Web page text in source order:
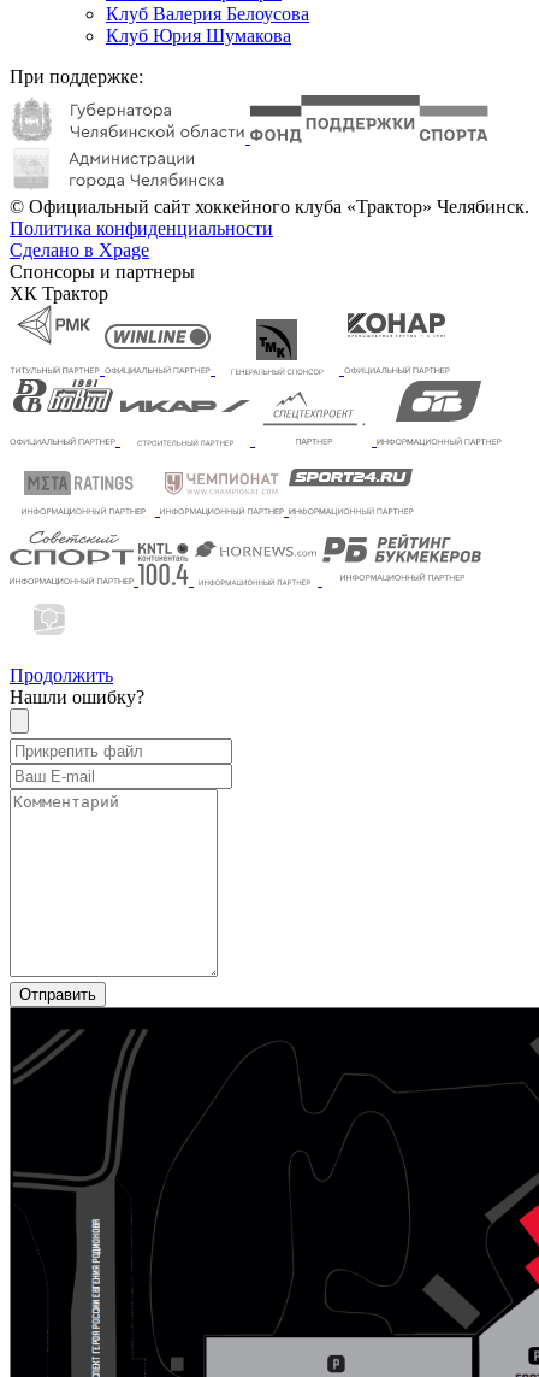
Клуб Валерия Белоусова
Клуб Юрия Шумакова
При поддержке:
© Официальный сайт хоккейного клуба «Трактор» Челябинск.
Политика конфиденциальности
Сделано в Xpage
Спонсоры и партнеры
ХК Трактор
Продолжить
Нашли ошибку?